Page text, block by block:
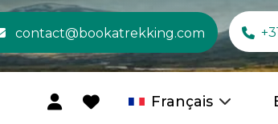
contact@bookatrekking.com
Français